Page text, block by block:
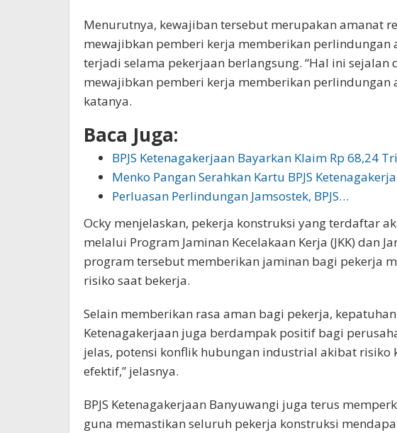
Menurutnya, kewajiban tersebut merupakan amanat
mewajibkan pemberi kerja memberikan perlindungan
terjadi selama pekerjaan berlangsung. “Hal ini sejalan
mewajibkan pemberi kerja memberikan perlindungan
katanya.
Baca Juga:
BPJS Ketenagakerjaan Bayarkan Klaim Rp 68,24
Menko Pangan Serahkan Kartu BPJS
Perluasan Perlindungan Jamsostek, BPJS…
Ocky menjelaskan, pekerja konstruksi yang terdaftar
melalui Program Jaminan Kecelakaan Kerja (JKK) dan
program tersebut memberikan jaminan bagi pekerja
risiko saat bekerja.
Selain memberikan rasa aman bagi pekerja,
Ketenagakerjaan juga berdampak positif bagi
jelas, potensi konflik hubungan industrial akibat
efektif,” jelasnya.
BPJS Ketenagakerjaan Banyuwangi juga terus
guna memastikan seluruh pekerja konstruksi